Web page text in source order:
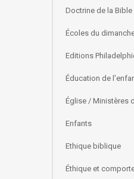
Doctrine de la Bible
Écoles du
Editions
Éducation de
Église / Ministères
Enfants
Ethique biblique
Éthique et